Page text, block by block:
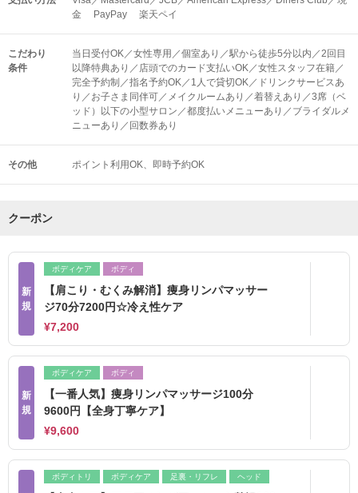
金 PayPay 楽天ペイ
こだわり
条件
当日受付OK／女性専用／個室あり／駅から徒歩5分以内／2回目
以降特典あり／店頭でのカード支払いOK／女性スタッフ在籍／
完全予約制／指名予約OK／1人で貸切OK／ドリンクサービスあ
り／お子さま同伴可／メイクルームあり／着替えあり／3席（ベ
ッド）以下の小型サロン／都度払いメニューあり／ブライダルメ
ニューあり／回数券あり
その他 ポイント利用OK 即時予約OK
クーポン
新
規
ボディケア ボディ
【肩こり・むくみ解消】痩身リンパマッサー
ジ70分7200円☆冷え性ケア
¥7,200
新
規
ボディケア ボディ
【一番人気】痩身リンパマッサージ100分
9600円【全身丁寧ケア】
¥9,600
ボディトリ ボディケア 足裏・リフレ ヘッド